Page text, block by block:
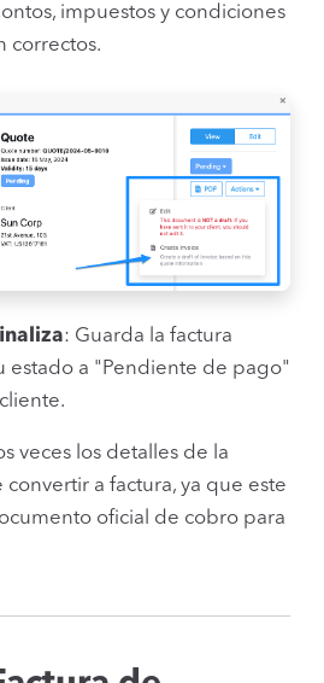
impuestos y condiciones
correctos.
: Guarda la factura
estado a "Pendiente de pago"
veces los detalles de la
a factura, ya que este
oficial de cobro para